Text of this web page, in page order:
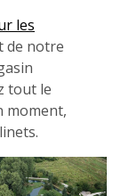
les
de notre
tout le
moment,